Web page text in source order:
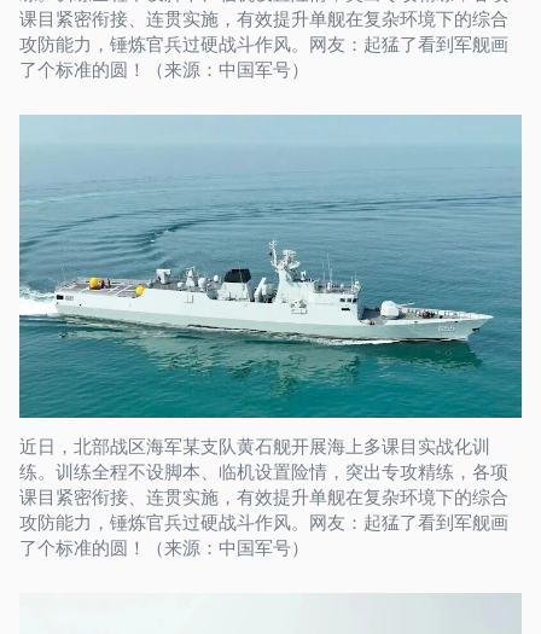
课目紧密衔接、连贯实施，有效提升单舰在复杂环境下的综合
攻防能力，锤炼官兵过硬战斗作风。网友：起猛了看到军舰画
了个标准的圆！（来源：中国军号）
近日，北部战区海军某支队黄石舰开展海上多课目实战化训
练。训练全程不设脚本、临机设置险情，突出专攻精练，各项
课目紧密衔接、连贯实施，有效提升单舰在复杂环境下的综合
攻防能力，锤炼官兵过硬战斗作风。网友：起猛了看到军舰画
了个标准的圆！（来源：中国军号）